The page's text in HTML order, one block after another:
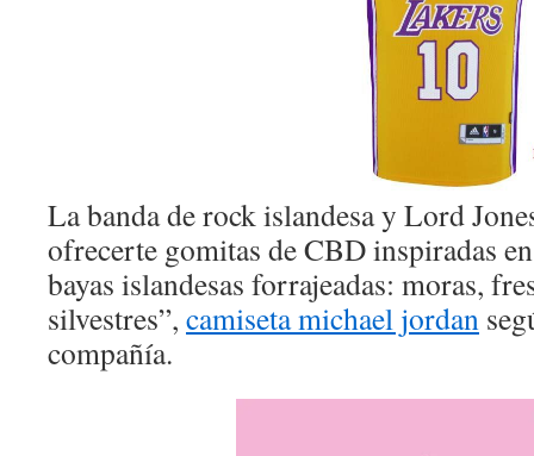
La banda de rock islandesa y Lord
ofrecerte gomitas de CBD inspiradas
bayas islandesas forrajeadas: moras,
silvestres”, camiseta michael jordan
compañía.